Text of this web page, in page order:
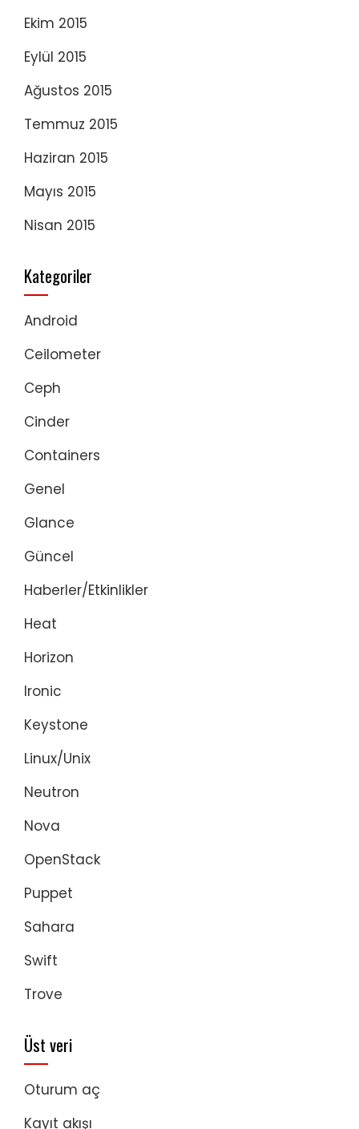
Ekim 2015
Eylül 2015
Ağustos 2015
Temmuz 2015
Haziran 2015
Mayıs 2015
Nisan 2015
Kategoriler
Android
Ceilometer
Ceph
Cinder
Containers
Genel
Glance
Güncel
Haberler/Etkinlikler
Heat
Horizon
Ironic
Keystone
Linux/Unix
Neutron
Nova
OpenStack
Puppet
Sahara
Swift
Trove
Üst veri
Oturum aç
Kayıt akışı